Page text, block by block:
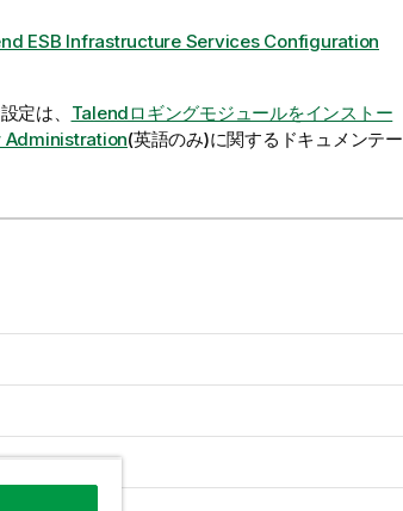
ESB Infrastructure Services Configuration
定は、 Talendロギングモジュールをインストー
Administration(英語のみ)に関するドキュメンテー